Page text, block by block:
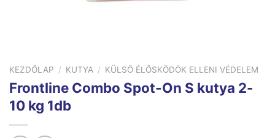
KEZDŐLAP / KUTYA / KÜLSŐ ÉLŐSKÖDÖK ELLENI VÉDELEM
Frontline Combo Spot-On S kutya 2-
10 kg 1db